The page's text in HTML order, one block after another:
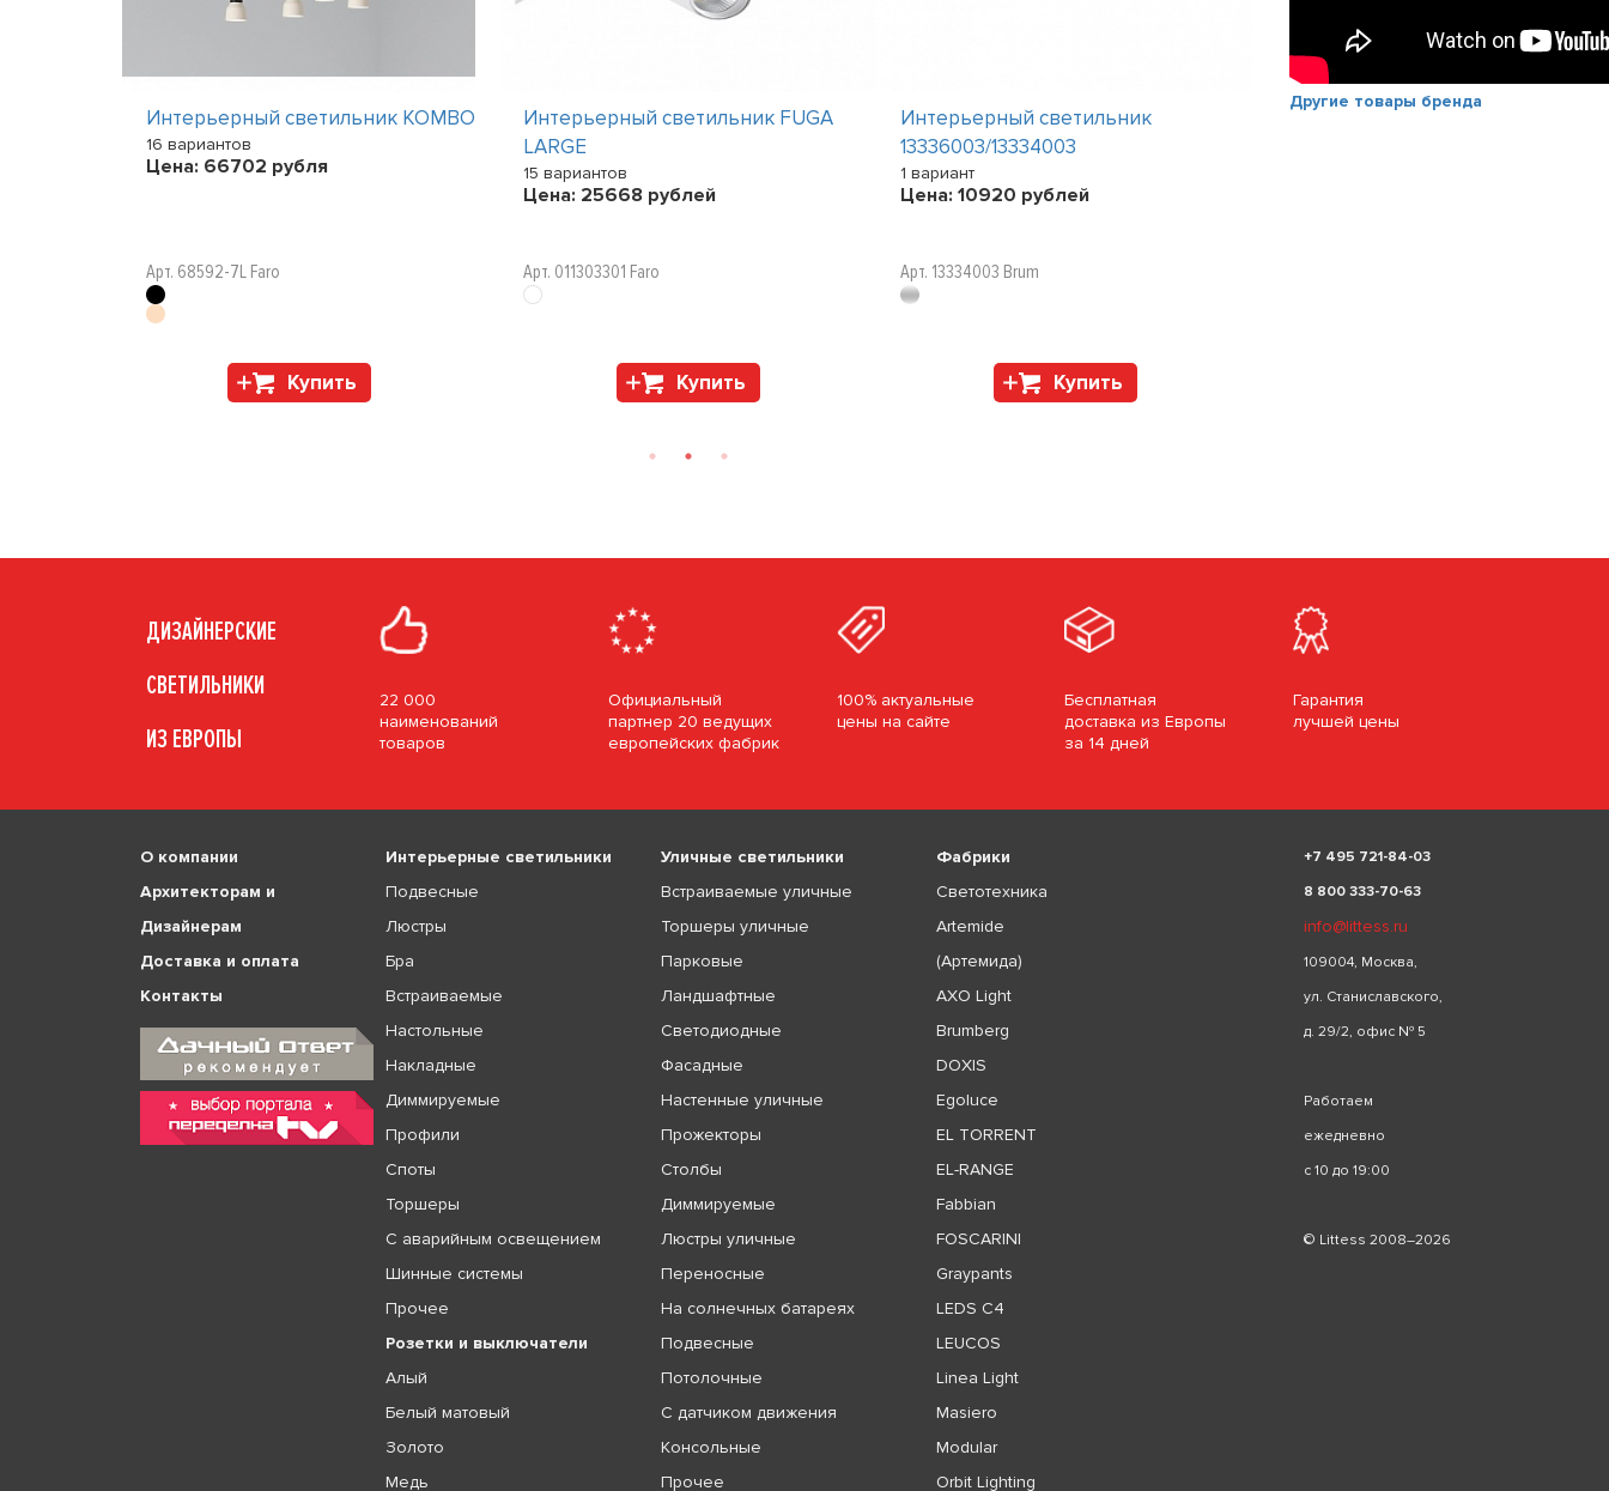
Интерьерный светильник KOMBO
16 вариантов
Цена: 66702 рубля
Арт. 68592-7L Faro
Купить
Интерьерный светильник FUGA
LARGE
15 вариантов
Цена: 25668 рублей
Арт. 011303301 Faro
Купить
Интерьерный светильник
13336003/13334003
1 вариант
Цена: 10920 рублей
Арт. 13334003 Brum
Купить
Интерьерный светильник ASSIBA
Другие товары бренда
ДИЗАЙНЕРСКИЕ
СВЕТИЛЬНИКИ
ИЗ ЕВРОПЫ
22 000
наименований
товаров
Официальный
партнер 20 ведущих
европейских фабрик
100% актуальные
цены на сайте
Бесплатная
доставка из Европы
за 14 дней
Гарантия
лучшей цены
О компании
Архитекторам и
Дизайнерам
Доставка и оплата
Контакты
Интерьерные светильники
Подвесные
Люстры
Бра
Встраиваемые
Настольные
Накладные
Диммируемые
Профили
Споты
Торшеры
С аварийным освещением
Шинные системы
Прочее
Розетки и выключатели
Алый
Белый матовый
Золото
Медь
Уличные светильники
Встраиваемые уличные
Торшеры уличные
Парковые
Ландшафтные
Светодиодные
Фасадные
Настенные уличные
Прожекторы
Столбы
Диммируемые
Люстры уличные
Переносные
На солнечных батареях
Подвесные
Потолочные
С датчиком движения
Консольные
Прочее
Фабрики
Светотехника
Artemide
(Артемида)
AXO Light
Brumberg
DOXIS
Egoluce
EL TORRENT
EL-RANGE
Fabbian
FOSCARINI
Graypants
LEDS C4
LEUCOS
Linea Light
Masiero
Modular
Orbit Lighting
+7 495 721-84-03
8 800 333-70-63
info@littess.ru
109004, Москва,
ул. Станиславского,
д. 29/2, офис № 5
Работаем
ежедневно
с 10 до 19:00
© Littess 2008–2026